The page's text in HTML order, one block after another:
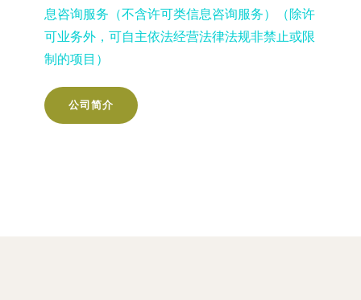
息咨询服务（不含许可类信息咨询服务）（除许
可业务外，可自主依法经营法律法规非禁止或限
制的项目）
公司简介